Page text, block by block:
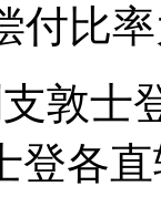
付比
敦士
登各